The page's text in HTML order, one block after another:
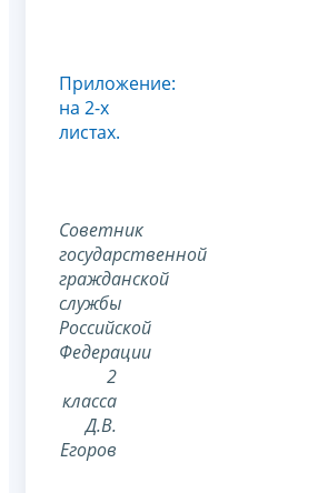
Приложение:
на 2-х
листах.
Советник
государственной
гражданской
службы
Российской
Федерации
2
класса
Д.В.
Егоров